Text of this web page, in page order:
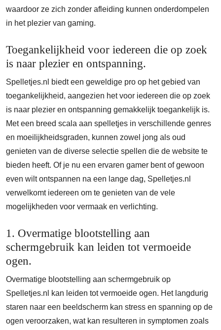
waardoor ze zich zonder afleiding kunnen onderdompelen
in het plezier van gaming.
Toegankelijkheid voor iedereen die op zoek
is naar plezier en ontspanning.
Spelletjes.nl biedt een geweldige pro op het gebied van
toegankelijkheid, aangezien het voor iedereen die op zoek
is naar plezier en ontspanning gemakkelijk toegankelijk is.
Met een breed scala aan spelletjes in verschillende genres
en moeilijkheidsgraden, kunnen zowel jong als oud
genieten van de diverse selectie spellen die de website te
bieden heeft. Of je nu een ervaren gamer bent of gewoon
even wilt ontspannen na een lange dag, Spelletjes.nl
verwelkomt iedereen om te genieten van de vele
mogelijkheden voor vermaak en verlichting.
1. Overmatige blootstelling aan
schermgebruik kan leiden tot vermoeide
ogen.
Overmatige blootstelling aan schermgebruik op
Spelletjes.nl kan leiden tot vermoeide ogen. Het langdurig
staren naar een beeldscherm kan stress en spanning op de
ogen veroorzaken, wat kan resulteren in symptomen zoals